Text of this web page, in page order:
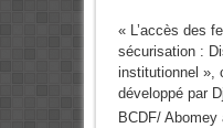
« L’accès des
sécurisation :
institutionnel »,
développé par
BCDF/ Abomey